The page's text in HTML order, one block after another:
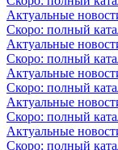
Актуальные
Скоро: полный
Актуальные
Скоро: полный
Актуальные
Скоро: полный
Актуальные
Скоро: полный
Актуальные
Скоро: полный